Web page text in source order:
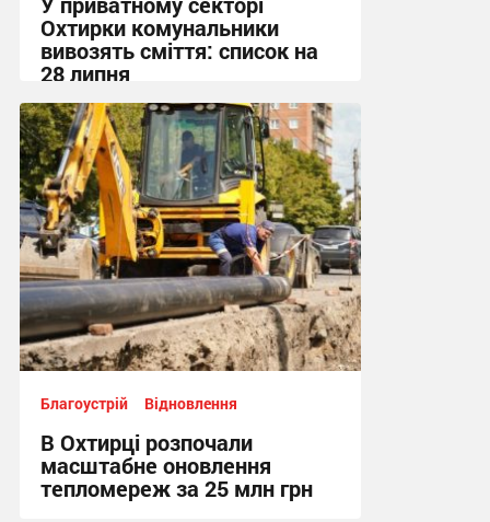
Охтирки комунальники
вивозять сміття: список на
28 липня
19:55, 27.07.2026
Благоустрій Відновлення
В Охтирці розпочали
масштабне оновлення
тепломереж за 25 млн грн